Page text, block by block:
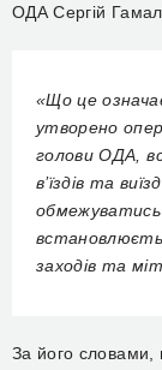
ОДА Сергій
«Що це
утворено
голови ОДА,
в’їздів та
обмежуватись
заходів та
За його словами,